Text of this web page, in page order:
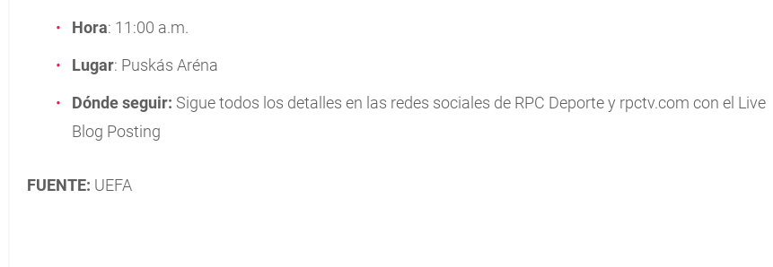
Hora: 11:00 a.m.
Lugar: Puskás Aréna
Dónde seguir: Sigue todos los detalles en las redes sociales de RPC Deporte y rpctv.com con el Live
Blog Posting
FUENTE: UEFA